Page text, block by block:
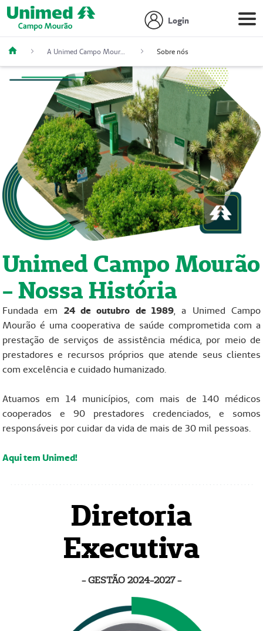
Login
A Unimed Campo Mourão Sobre nós
Unimed Campo Mourão
- Nossa História
Fundada em 24 de outubro de 1989, a Unimed Campo
Mourão é uma cooperativa de saúde comprometida com a
prestação de serviços de assistência médica, por meio de
prestadores e recursos próprios que atende seus clientes
com excelência e cuidado humanizado.
Atuamos em 14 municípios, com mais de 140 médicos
cooperados e 90 prestadores credenciados, e somos
responsáveis por cuidar da vida de mais de 30 mil pessoas.
Aqui tem Unimed!
Diretoria
Executiva
- GESTÃO 2024-2027 -